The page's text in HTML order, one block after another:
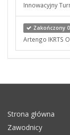
Innowacyjny
Zakończony
Artengo IKRTS
Strona główna
Zawodnicy